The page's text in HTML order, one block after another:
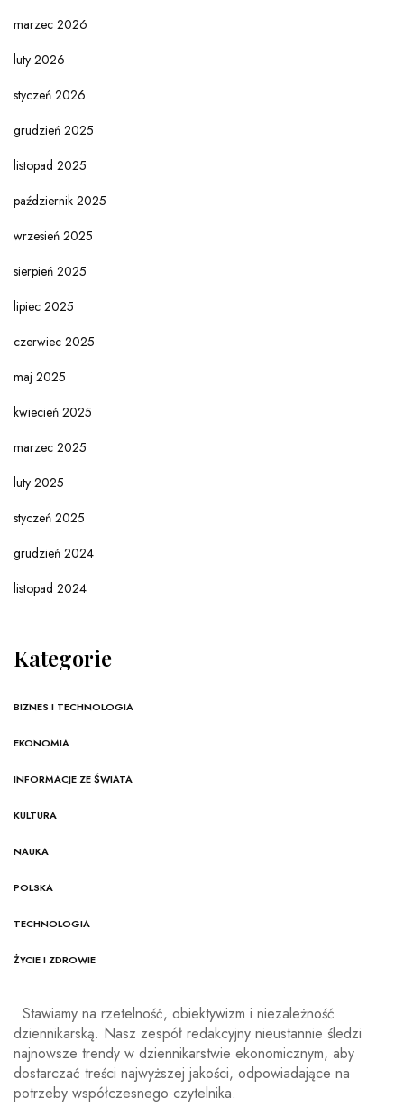
marzec 2026
luty 2026
styczeń 2026
grudzień 2025
listopad 2025
październik 2025
wrzesień 2025
sierpień 2025
lipiec 2025
czerwiec 2025
maj 2025
kwiecień 2025
marzec 2025
luty 2025
styczeń 2025
grudzień 2024
listopad 2024
Kategorie
BIZNES I TECHNOLOGIA
EKONOMIA
INFORMACJE ZE ŚWIATA
KULTURA
NAUKA
POLSKA
TECHNOLOGIA
ŻYCIE I ZDROWIE
Stawiamy na rzetelność, obiektywizm i niezależność
dziennikarską. Nasz zespół redakcyjny nieustannie śledzi
najnowsze trendy w dziennikarstwie ekonomicznym, aby
dostarczać treści najwyższej jakości, odpowiadające na
potrzeby współczesnego czytelnika.